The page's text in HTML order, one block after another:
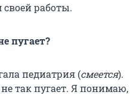
работы.
пугает?
педиатрия (смеется).
так пугает. Я понимаю,